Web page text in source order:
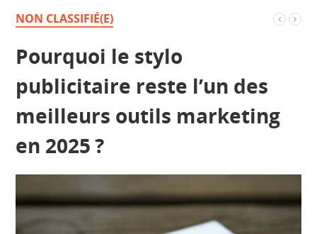
NON CLASSIFIÉ(E)
Pourquoi le stylo
publicitaire reste l’un des
meilleurs outils marketing
en 2025 ?